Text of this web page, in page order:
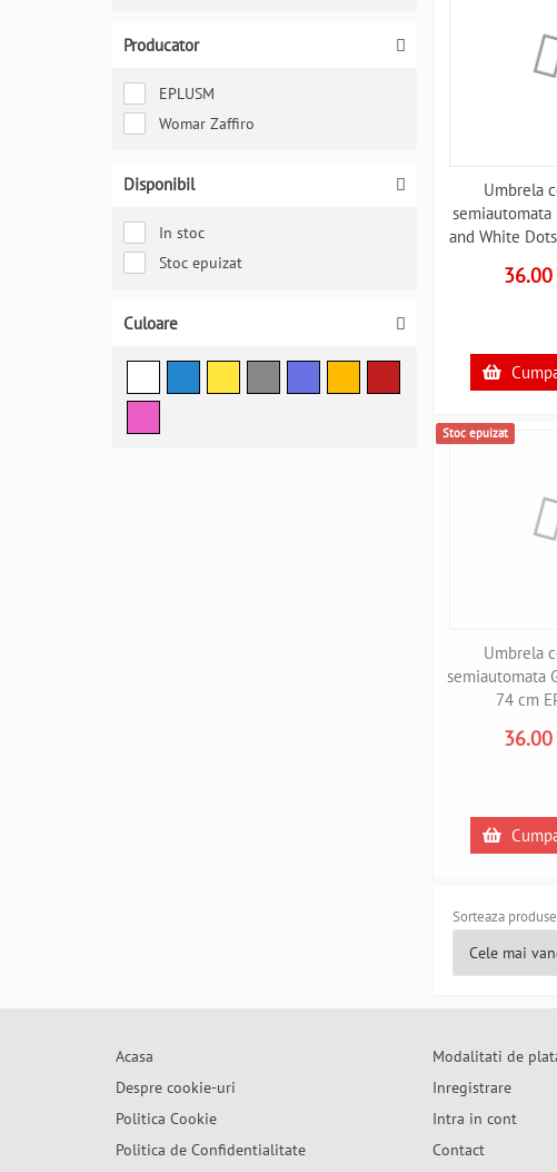
Producator
EPLUSM
Womar Zaffiro
Disponibil
In stoc
Stoc epuizat
Culoare
Umbrela
and White
36.00
Stoc epuizat
Umbrela
semiautomata
74 cm
36.00
Sorteaza
Acasa
Despre cookie-uri
Politica Cookie
Politica de Confidentialitate
Modalitati de
Inregistrare
Intra in cont
Contact